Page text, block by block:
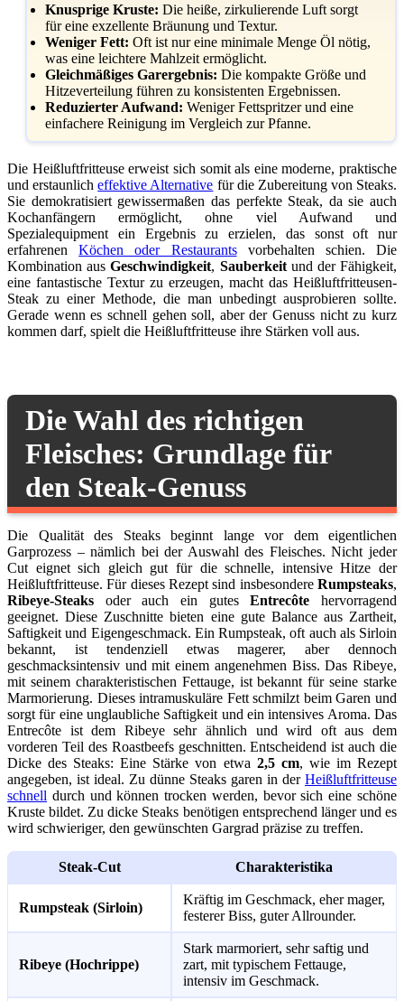
Knusprige Kruste: Die heiße, zirkulierende Luft sorgt
für eine exzellente Bräunung und Textur.
Weniger Fett: Oft ist nur eine minimale Menge Öl nötig,
was eine leichtere Mahlzeit ermöglicht.
Gleichmäßiges Garergebnis: Die kompakte Größe und
Hitzeverteilung führen zu konsistenten Ergebnissen.
Reduzierter Aufwand: Weniger Fettspritzer und eine
einfachere Reinigung im Vergleich zur Pfanne.
Die Heißluftfritteuse erweist sich somit als eine moderne, praktische
und erstaunlicheffektive Alternative für die Zubereitung von Steaks.
Sie demokratisiert gewissermaßen das perfekte Steak, da sie auch
Kochanfängern ermöglicht, ohne viel Aufwand und
Spezialequipment ein Ergebnis zu erzielen, das sonst oft nur
erfahrenenKöchen oder Restaurantsvorbehalten schien. Die
Kombination ausGeschwindigkeit, Sauberkeitund der Fähigkeit,
eine fantastische Textur zu erzeugen, macht das Heißluftfritteusen-
Steak zu einer Methode, die man unbedingt ausprobieren sollte.
Gerade wenn es schnell gehen soll, aber der Genuss nicht zu kurz
kommen darf, spielt die Heißluftfritteuse ihre Stärken voll aus.
Die Wahl des richtigen
Fleisches: Grundlage für
den Steak-Genuss
Die Qualität des Steaks beginnt lange vor dem eigentlichen
Garprozess – nämlich bei der Auswahl des Fleisches. Nicht jeder
Cut eignet sich gleich gut für die schnelle, intensive Hitze der
Heißluftfritteuse. Für dieses Rezept sind insbesondere Rumpsteaks,
Ribeye-Steaks oder auch ein gutesEntrecôte hervorragend
geeignet. Diese Zuschnitte bieten eine gute Balance aus Zartheit,
Saftigkeit und Eigengeschmack. Ein Rumpsteak, oft auch als Sirloin
bekannt, ist tendenziell etwas magerer, aber dennoch
geschmacksintensiv und mit einem angenehmen Biss. Das Ribeye,
mit seinem charakteristischen Fettauge, ist bekannt für seine starke
Marmorierung. Dieses intramuskuläre Fett schmilzt beim Garen und
sorgt für eine unglaubliche Saftigkeit und ein intensives Aroma. Das
Entrecôte ist dem Ribeye sehr ähnlich und wird oft aus dem
vorderen Teil des Roastbeefs geschnitten. Entscheidend ist auch die
Dicke des Steaks: Eine Stärke von etwa 2,5 cm, wie im Rezept
angegeben, ist ideal. Zu dünne Steaks garen in der Heißluftfritteuse
schnell durch und können trocken werden, bevor sich eine schöne
Kruste bildet. Zu dicke Steaks benötigen entsprechend länger und es
wird schwieriger, den gewünschten Gargrad präzise zu treffen.
Steak-Cut Charakteristika
Rumpsteak (Sirloin)
Kräftig im Geschmack, eher mager,
festerer Biss, guter Allrounder.
Ribeye (Hochrippe)
Stark marmoriert, sehr saftig und
zart, mit typischem Fettauge,
intensiv im Geschmack.